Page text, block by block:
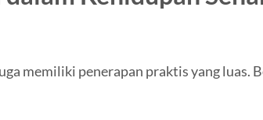
memiliki penerapan praktis yang luas.